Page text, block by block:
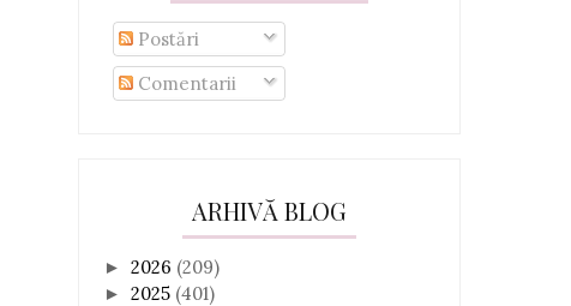
Postări
Comentarii
ARHIVĂ BLOG
► 2026 (209)
► 2025 (401)